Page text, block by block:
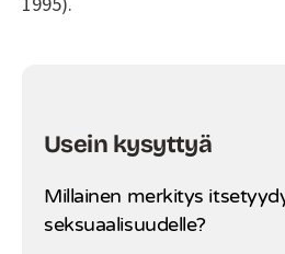
Usein kysyttyä
Millainen merkitys
seksuaalisuudelle?